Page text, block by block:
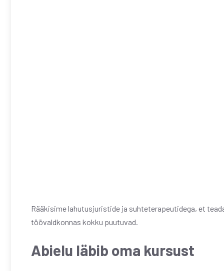
Rääkisime lahutusjuristide ja suhteterapeutidega, et
töövaldkonnas kokku puutuvad.
Abielu läbib oma kursust